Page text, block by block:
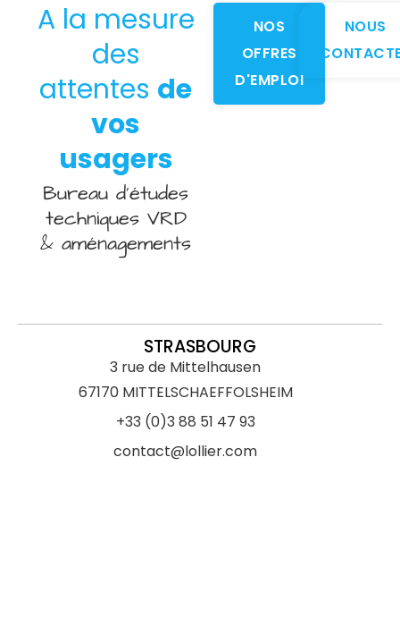
A la mesure
des
attentes de
vos
usagers
Bureau d’études
techniques VRD
& aménagements
NOS
OFFRES
D'EMPLOI
NOUS
STRASBOURG
3 rue de Mittelhausen
67170 MITTELSCHAEFFOLSHEIM
+33 (0)3 88 51 47 93
contact@lollier.com